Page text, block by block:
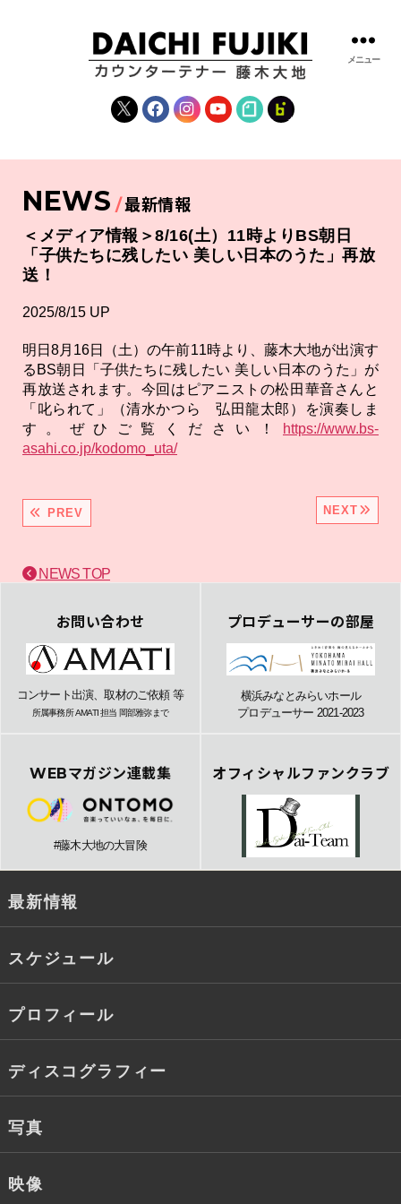
木
大
|
WEBSITE
X FacebookInstagramYouTube
note fanclub
メニュー
NEWS 最新情報
＜メディア情報＞8/16(土）11時よりBS朝日
「子供たちに残したい 美しい日本のうた」再放
送！
2025/8/15 UP
明日8月16日（土）の午前11時より、藤木大地が出演す
るBS朝日「子供たちに残したい 美しい日本のうた」が
再放送されます。今回はピアニストの松田華音さんと
「叱られて」（清水かつら 弘田龍太郎）を演奏しま
す。ぜひご覧ください！
https://www.bs-
asahi.co.jp/kodomo_uta/
PREV NEXT
NEWS TOP
お問い合わせ
コンサート出演、取材のご依頼 等
所属事務所 AMATI 担当 岡部雅弥まで
プロデューサーの部屋
横浜みなとみらいホール
プロデューサー 2021-2023
WEBマガジン連載集
#藤木大地の大冒険
オフィシャルファンクラブ
最新情報
スケジュール
プロフィール
ディスコグラフィー
写真
映像